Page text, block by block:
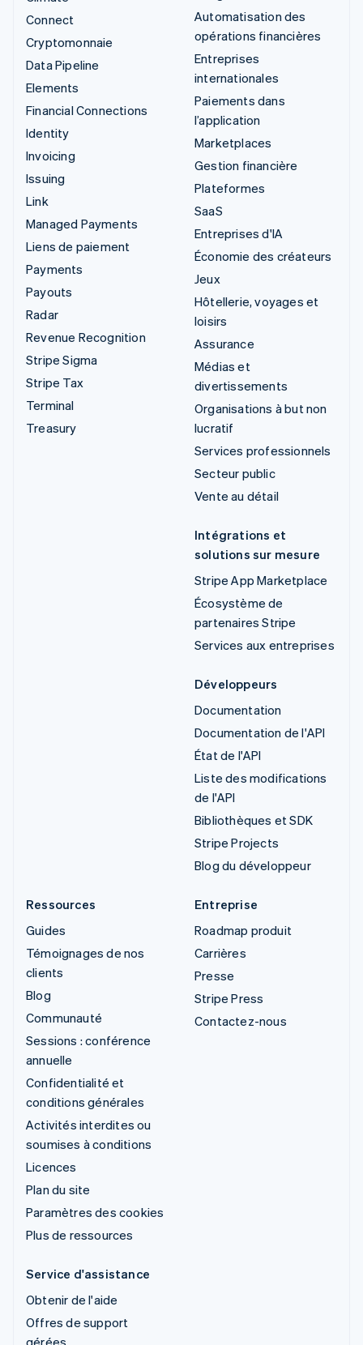
Connect
Cryptomonnaie
Data Pipeline
Elements
Financial Connections
Identity
Invoicing
Issuing
Link
Managed Payments
Liens de paiement
Payments
Payouts
Radar
Revenue Recognition
Stripe Sigma
Stripe Tax
Terminal
Treasury
Automatisation des
opérations financières
Entreprises
internationales
Paiements dans
l’application
Marketplaces
Gestion financière
Plateformes
SaaS
Entreprises d'IA
Économie des créateurs
Jeux
Hôtellerie, voyages et
loisirs
Assurance
Médias et
divertissements
Organisations à but non
lucratif
Services professionnels
Secteur public
Vente au détail
Intégrations et
solutions sur mesure
Stripe App Marketplace
Écosystème de
partenaires Stripe
Services aux entreprises
Développeurs
Documentation
Documentation de l'API
État de l'API
Liste des modifications
de l'API
Bibliothèques et SDK
Stripe Projects
Blog du développeur
Ressources
Guides
Témoignages de nos
clients
Blog
Communauté
Sessions : conférence
annuelle
Confidentialité et
conditions générales
Activités interdites ou
soumises à conditions
Licences
Plan du site
Paramètres des cookies
Plus de ressources
Entreprise
Roadmap produit
Carrières
Presse
Stripe Press
Contactez-nous
Service d'assistance
Obtenir de l'aide
Offres de support